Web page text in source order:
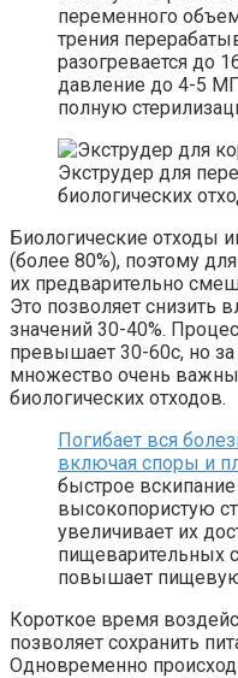
переменного
трения
разогревается до
давление до 4-5
полную
Экструдер для
биологических
Биологические отходы
(более 80%), поэтому
их предварительно
Это позволяет снизить
значений 30-40%.
превышает 30-60с, но
множество очень
биологических отходов.
Погибает вся
включая споры и
быстрое вскипание
высокопористую
увеличивает их
пищеварительных
повышает
Короткое время
позволяет сохранить
Одновременно